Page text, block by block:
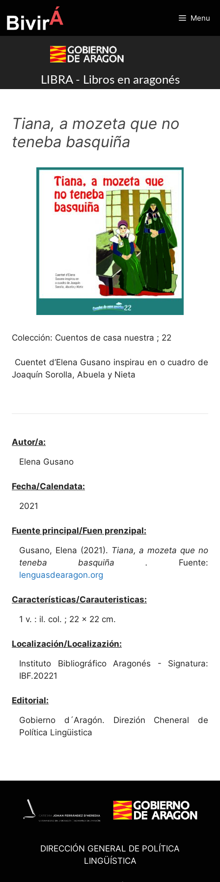
to
content
Menu
LIBRA - Libros en aragonés
Tiana, a mozeta que no
teneba basquiña
Colección: Cuentos de casa nuestra ; 22
Cuentet d’Elena Gusano inspirau en o cuadro de
Joaquín Sorolla, Abuela y Nieta
Autor/a:
Elena Gusano
Fecha/Calendata:
2021
Fuente principal/Fuen prenzipal:
Gusano, Elena (2021). Tiana, a mozeta que no
teneba basquiña . Fuente:
lenguasdearagon.org
Características/Carauteristicas:
1 v. : il. col. ; 22 x 22 cm.
Localización/Localizazión:
Instituto Bibliográfico Aragonés - Signatura:
IBF.20221
Editorial:
Gobierno d´Aragón. Direzión Cheneral de
Política Lingüistica
DIRECCIÓN GENERAL DE POLÍTICA
LINGÜÍSTICA